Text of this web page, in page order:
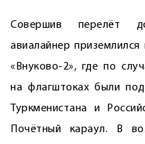
Совершив перелёт
авиалайнер
«Внуково-2», где по
на флагштоках были
Туркменистана и
Почётный караул. В